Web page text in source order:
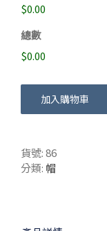
$0.00
總數
$0.00
加入購物車
貨號:86
分類: 帽